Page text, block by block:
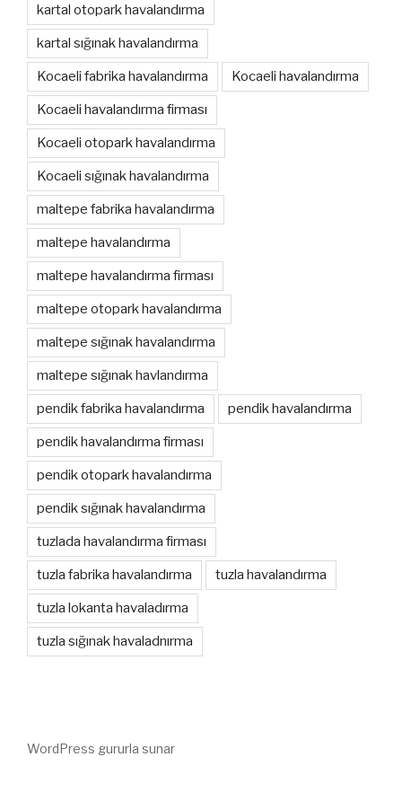
kartal otopark havalandırma
kartal sığınak havalandırma
Kocaeli fabrika havalandırma Kocaeli havalandırma
Kocaeli havalandırma firması
Kocaeli otopark havalandırma
Kocaeli sığınak havalandırma
maltepe fabrika havalandırma
maltepe havalandırma
maltepe havalandırma firması
maltepe otopark havalandırma
maltepe sığınak havalandırma
maltepe sığınak havlandırma
pendik fabrika havalandırma pendik havalandırma
pendik havalandırma firması
pendik otopark havalandırma
pendik sığınak havalandırma
tuzlada havalandırma firması
tuzla fabrika havalandırma tuzla havalandırma
tuzla lokanta havaladırma
tuzla sığınak havaladnırma
WordPress gururla sunar